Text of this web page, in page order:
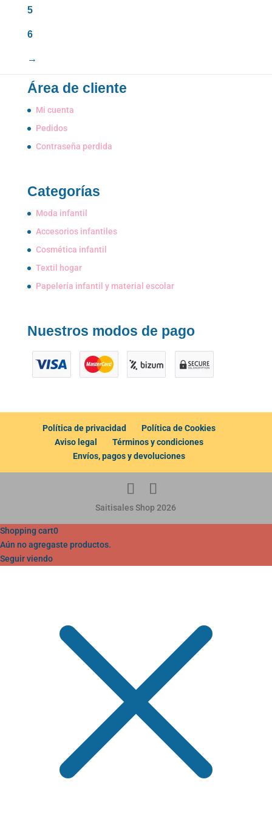
5
6
→
Área de cliente
Mi cuenta
Pedidos
Contraseña perdida
Categorías
Moda infantil
Accesorios infantiles
Cosmética infantil
Textil hogar
Papelería infantil y material escolar
Nuestros modos de pago
Política de privacidad
Política de Cookies
Aviso legal
Términos y condiciones
Envíos, pagos y devoluciones
Saitisales Shop 2026
Shopping cart0
Aún no agregaste productos.
Seguir viendo